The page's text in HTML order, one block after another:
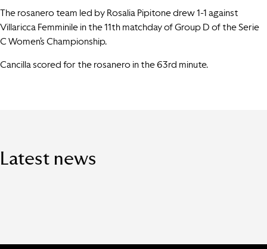
The rosanero team led by Rosalia Pipitone drew 1-1 against
Villaricca Femminile in the 11th matchday of Group D of the Serie
C Women’s Championship.
Cancilla scored for the rosanero in the 63rd minute.
Latest news